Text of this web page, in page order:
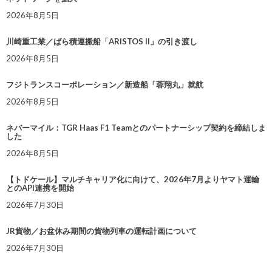
2026年8月5日
川崎重工業／ばら積運搬船「ARISTOS II」の引き渡し
2026年8月5日
フジトランスコーポレーション／新造船「蓉翔丸」就航
2026年8月5日
ネバーマイル：TGR Haas F1 Teamとのパートナーシップ契約を締結しま
した
2026年8月5日
【トドケール】マルチキャリア化に向けて、2026年7月よりヤマト運輸
とのAPI連携を開始
2026年7月30日
JR貨物／お盆休み期間の貨物列車の運転計画について
2026年7月30日